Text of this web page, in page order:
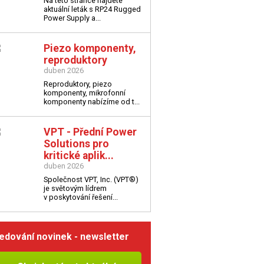
aktuální leták s RP24 Rugged
Power Supply a...
Piezo komponenty,
reproduktory
duben 2026
Reproduktory, piezo
komponenty, mikrofonní
komponenty nabízíme od t...
VPT - Přední Power
Solutions pro
kritické aplik...
duben 2026
Společnost VPT, Inc. (VPT®)
je světovým lídrem
v poskytování řešení...
novinek - newsletter